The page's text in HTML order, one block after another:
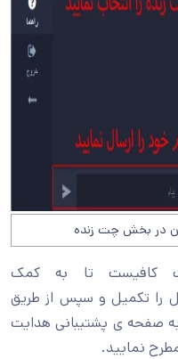
در بخش چت زنده
کافیست تا به کمک
را تکمیل و سپس از طریق
صفحه ی پشتیبانی هدایت
نمایید.